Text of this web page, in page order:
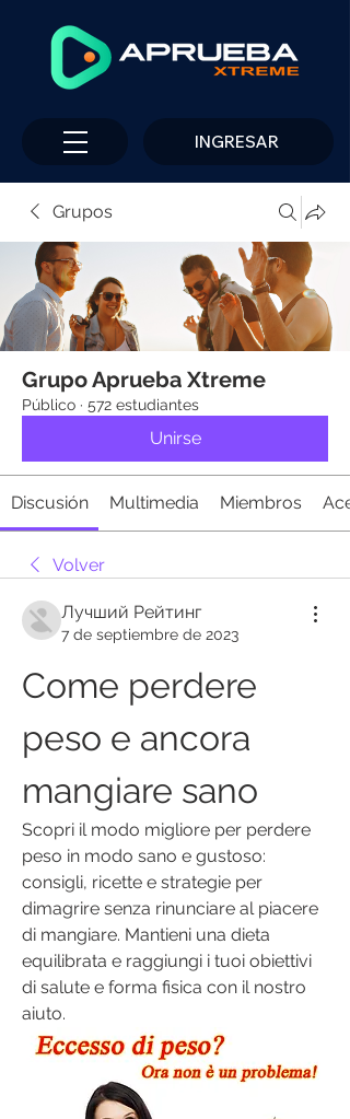
INGRESAR
Grupos
Grupo Aprueba Xtreme
Público · 572 estudiantes
Unirse
Discusión Multimedia Miembros
Volver
Лучший Рейтинг
7 de septiembre de 2023
Come perdere
peso e ancora
mangiare sano
Scopri il modo migliore per perdere
peso in modo sano e gustoso:
consigli, ricette e strategie per
dimagrire senza rinunciare al piacere
di mangiare. Mantieni una dieta
equilibrata e raggiungi i tuoi obiettivi
di salute e forma fisica con il nostro
aiuto.